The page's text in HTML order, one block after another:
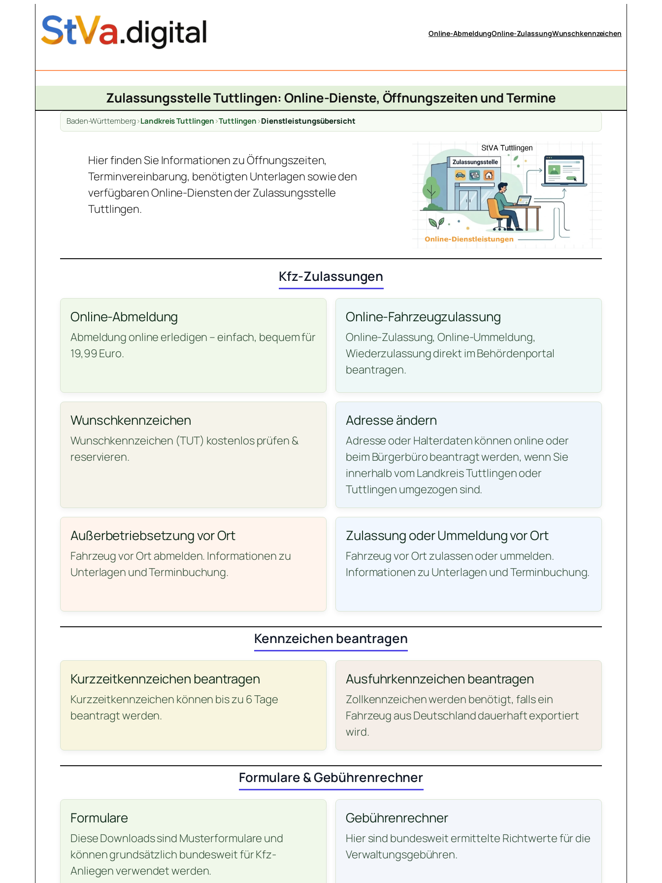
springen
Online-AbmeldungOnline-ZulassungWunschkennzeichen
Zulassungsstelle Tuttlingen: Online-Dienste, Öffnungszeiten und Termine
Baden-Württemberg>Landkreis Tuttlingen>Tuttlingen>Dienstleistungsübersicht
Hier finden Sie Informationen zu Öffnungszeiten,
Terminvereinbarung, benötigten Unterlagen sowie den
verfügbaren Online-Diensten der Zulassungsstelle
Tuttlingen.
Kfz-Zulassungen
Online-Abmeldung
Abmeldung online erledigen – einfach, bequem für
19,99 Euro.
Online-Fahrzeugzulassung
Online-Zulassung, Online-Ummeldung,
Wiederzulassung direkt im Behördenportal
beantragen.
Wunschkennzeichen
Wunschkennzeichen (TUT) kostenlos prüfen &
reservieren.
Adresse ändern
Adresse oder Halterdaten können online oder
beim Bürgerbüro beantragt werden, wenn Sie
innerhalb vom Landkreis Tuttlingen oder
Tuttlingen umgezogen sind.
Außerbetriebsetzung vor Ort
Fahrzeug vor Ort abmelden. Informationen zu
Unterlagen und Terminbuchung.
Zulassung oder Ummeldung vor Ort
Fahrzeug vor Ort zulassen oder ummelden.
Informationen zu Unterlagen und Terminbuchung.
Kennzeichen beantragen
Kurzzeitkennzeichen beantragen
Kurzzeitkennzeichen können bis zu 6 Tage
beantragt werden.
Ausfuhrkennzeichen beantragen
Zollkennzeichen werden benötigt, falls ein
Fahrzeug aus Deutschland dauerhaft exportiert
wird.
Formulare & Gebührenrechner
Formulare
Diese Downloads sind Musterformulare und
können grundsätzlich bundesweit für Kfz-
Anliegen verwendet werden.
Gebührenrechner
Hier sind bundesweit ermittelte Richtwerte für die
Verwaltungsgebühren.